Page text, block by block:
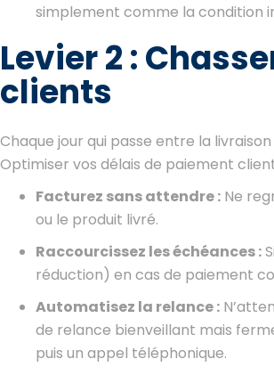
simplement comme la condition
Levier 2 :
clients
Chaque jour qui passe entre la
Optimiser vos délais de paiement
Facturez sans attendre : Ne
ou le produit livré.
Raccourcissez les échéances :
réduction) en cas de paiement
Automatisez la relance :
de relance bienveillant mais
puis un appel téléphonique.